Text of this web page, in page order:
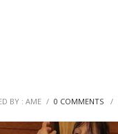
BY : AME / 0 COMMENTS /